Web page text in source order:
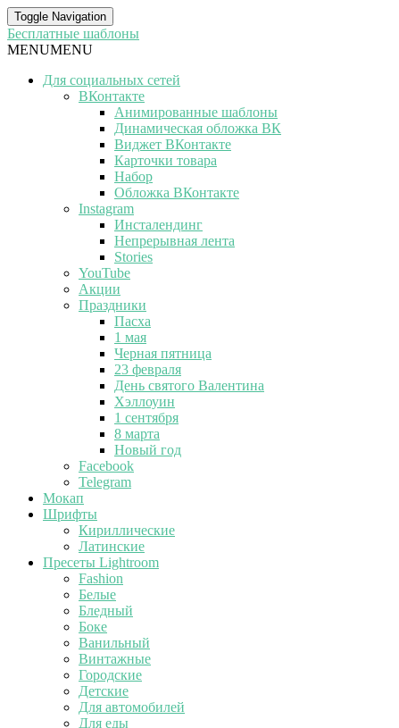
Toggle Navigation
Бесплатные шаблоны
MENUMENU
Для социальных сетей
ВКонтакте
Анимированные шаблоны
Динамическая обложка ВК
Виджет ВКонтакте
Карточки товара
Набор
Обложка ВКонтакте
Instagram
Инсталендинг
Непрерывная лента
Stories
YouTube
Акции
Праздники
Пасха
1 мая
Черная пятница
23 февраля
День святого Валентина
Хэллоуин
1 сентября
8 марта
Новый год
Facebook
Telegram
Мокап
Шрифты
Кириллические
Латинские
Пресеты Lightroom
Fashion
Белые
Бледный
Боке
Ванильный
Винтажные
Городские
Детские
Для автомобилей
Для еды